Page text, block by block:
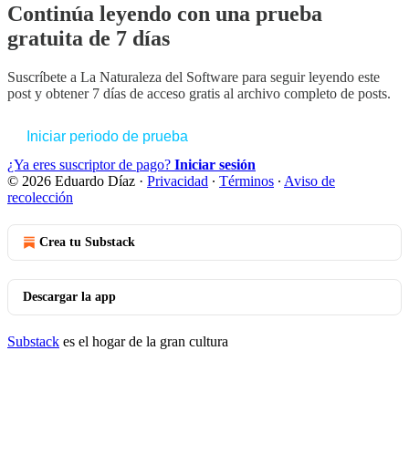
Continúa leyendo con una prueba
gratuita de 7 días
Suscríbete a La Naturaleza del Software para seguir leyendo este
post y obtener 7 días de acceso gratis al archivo completo de posts.
Iniciar periodo de prueba
¿Ya eres suscriptor de pago? Iniciar sesión
© 2026 Eduardo Díaz · Privacidad ∙ Términos ∙ Aviso de
recolección
Crea tu Substack
Descargar la app
Substack es el hogar de la gran cultura